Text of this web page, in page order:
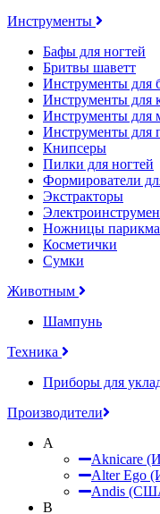
Инструменты
Бафы для ногтей
Бритвы шаветт
Инструменты для
Инструменты для
Инструменты для
Инструменты для
Книпсеры
Пилки для ногтей
Формирователи
Экстракторы
Ножницы
Косметички
Сумки
Животным
Шампунь
Техника
Приборы для
Производители
A
Aknicare
Alter Ego
Andis
B